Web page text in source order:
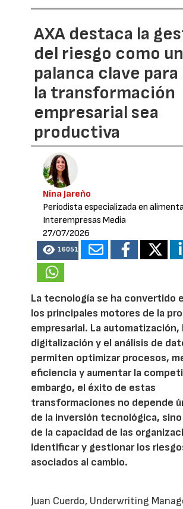
AXA destaca la
del riesgo como
palanca clave para
la transformación
empresarial sea
productiva
Nina Jareño
Periodista especializada en
Interempresas Media
27/07/2026
16051
La tecnología se ha convertido
los principales motores de la
empresarial. La automatización,
digitalización y el análisis de
permiten optimizar procesos,
eficiencia y aumentar la
embargo, el éxito de estas
transformaciones no depende
de la inversión tecnológica,
de la capacidad de las
identificar y gestionar los
asociados al cambio.
Juan Cuerdo, Underwriting